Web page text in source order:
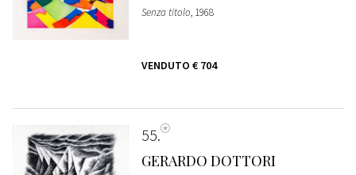
Senza titolo, 1968
VENDUTO € 704
55
GERARDO DOTTORI